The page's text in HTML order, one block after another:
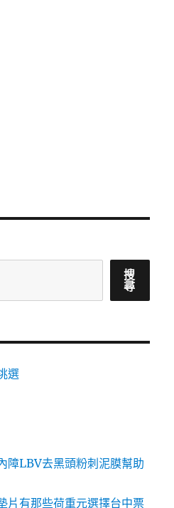
搜
尋
選
障LBV去黑頭粉刺泥膜幫助
片有那些荷重元選擇台中票